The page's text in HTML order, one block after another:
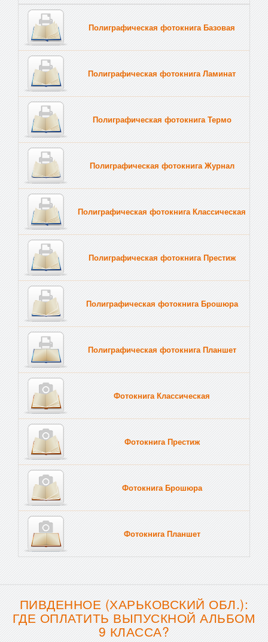
Полиграфическая фотокнига Базовая
Полиграфическая фотокнига Ламинат
Полиграфическая фотокнига Термо
Полиграфическая фотокнига Журнал
Полиграфическая фотокнига Классическая
Полиграфическая фотокнига Престиж
Полиграфическая фотокнига Брошюра
Полиграфическая фотокнига Планшет
Фотокнига Классическая
Фотокнига Престиж
Фотокнига Брошюра
Фотокнига Планшет
ПИВДЕННОЕ (ХАРЬКОВСКИЙ ОБЛ.):
ГДЕ ОПЛАТИТЬ ВЫПУСКНОЙ АЛЬБОМ
9 КЛАССА?